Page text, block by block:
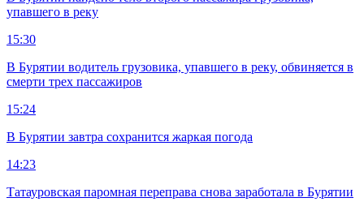
упавшего в реку
15:30
В Бурятии водитель грузовика, упавшего в реку, обвиняется в
смерти трех пассажиров
15:24
В Бурятии завтра сохранится жаркая погода
14:23
Татауровская паромная переправа снова заработала в Бурятии